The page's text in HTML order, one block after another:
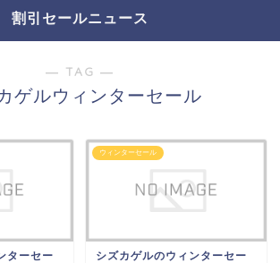
割引セールニュース
― TAG ―
ゲルウィンターセール
ターセー
ウィンターセール
シズカゲルのウィンターセー